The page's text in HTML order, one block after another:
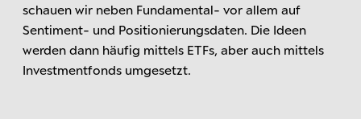
schauen wir neben Fundamental- vor allem auf
Sentiment- und Positionierungsdaten. Die Ideen
werden dann häufig mittels ETFs, aber auch mittels
Investmentfonds umgesetzt.